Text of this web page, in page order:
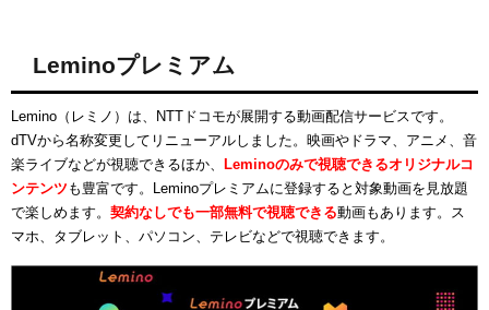
Leminoプレミアム
Lemino（レミノ）は、NTTドコモが展開する動画配信サービスです。
dTVから名称変更してリニューアルしました。映画やドラマ、アニメ、音
楽ライブなどが視聴できるほか、
Leminoのみで視聴できるオリジナルコ
ンテンツ も豊富です。Leminoプレミアムに登録すると対象動画を見放題
で楽しめます。 契約なしでも一部無料で視聴できる動画もあります。ス
マホ、タブレット、パソコン、テレビなどで視聴できます。